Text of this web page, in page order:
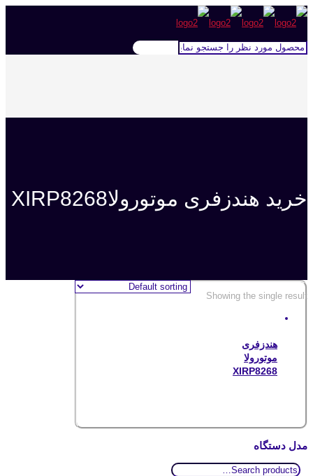
خرید هندزفری موتورولاXIRP8268
Showing the single result
هندزفری
موتورولا
XIRP8268
مدل دستگاه
Search